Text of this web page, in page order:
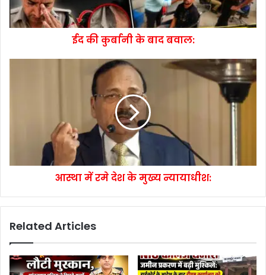
ईद की कुर्बानी के बाद बवाल:
आस्था में रमे देश के मुख्य न्यायाधीश:
Related Articles